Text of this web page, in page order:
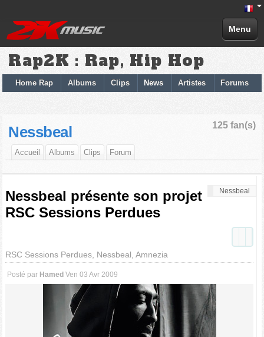
Menu
Rap2K : Rap, Hip Hop
Home Rap Albums Clips News Artistes Forums
125 fan(s)
Nessbeal
Accueil Albums Clips Forum
Nessbeal
Nessbeal présente son projet
RSC Sessions Perdues
RSC Sessions Perdues, Nessbeal, Amnezia
Posté par Hamed Ven 03 Avr 2009